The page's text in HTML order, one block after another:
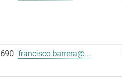
francisco.barrera@...